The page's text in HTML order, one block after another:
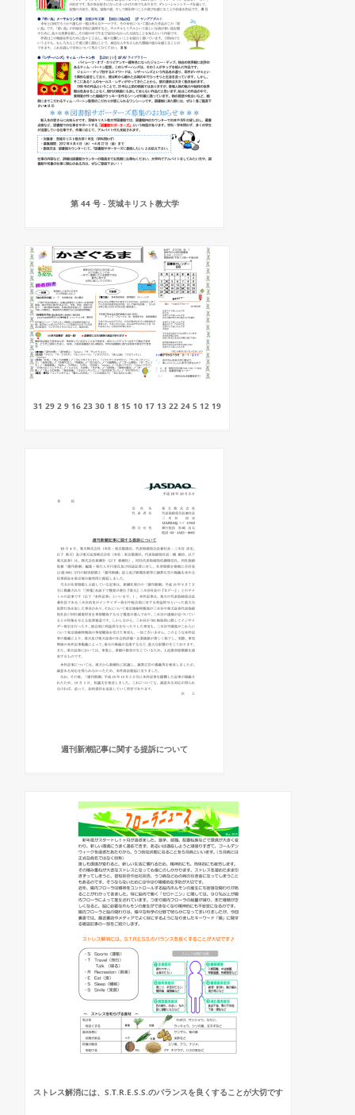
第 44 号 - 茨城キリスト教大学
31 29 2 9 16 23 30 1 8 15 10 17 13 22 24 5 12 19
週刊新潮記事に関する提訴について
ストレス解消には、S.T.R.E.S.S.のバランスを良くすることが大切です